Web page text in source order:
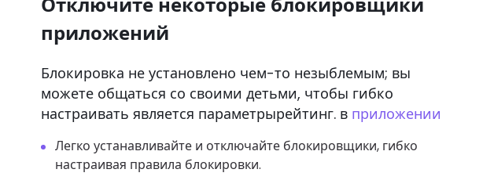
приложений
Блокировка не установлено чем-то незыблемым; вы
можете общаться со своими детьми, чтобы гибко
настраивать является параметрырейтинг. в приложении
Легко устанавливайте и отключайте блокировщики, гибко
настраивая правила блокировки.